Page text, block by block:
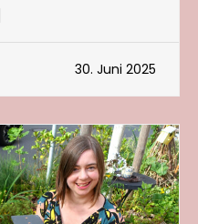
30. Juni 2025